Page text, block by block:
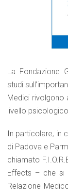
La Fondazione
studi
Medici rivolgono
livello
In particolare, in
di Padova e
chiamato
Effects – che si
Relazione